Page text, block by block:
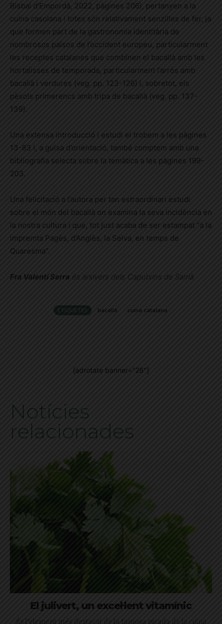
Bisbal d’Empordà, 2022, pàgines 206), pertanyen a la
cuina casolana i totes són relativament senzilles de fer, ja
que formen part de la gastronomia identitària de
nombrosos països de l’occident europeu, particularment
les receptes catalanes que combinen el bacallà amb les
hortalisses de temporada, particularment l’arròs amb
bacallà i verdures (veg. pp. 123-126) i, sobretot, els
pèsols primerencs amb tripa de bacallà (veg. pp. 137-
139).
Una extensa introducció i estudi el trobem a les pàgines
13-83 i, a guisa d’orientació, també comptem amb una
bibliografia selecta sobre la temàtica a les pàgines 199-
203.
Una felicitació a l’autora per tan extraordinari estudi
sobre el món del bacallà on examina la seva incidència en
la nostra cultura i que, tot just acaba de ser estampat “a la
impremta Pagès, d’Anglès, la Selva, en temps de
Quaresma”.
Fra Valentí Serra és arxivers dels Caputxins de Sarrià
ETIQUETES bacallà cuina catalana
[adrotate banner="28"]
Notícies
relacionades
El julivert, un excel·lent vitamínic
És l’element més destacat de la famosa picada de la cuina